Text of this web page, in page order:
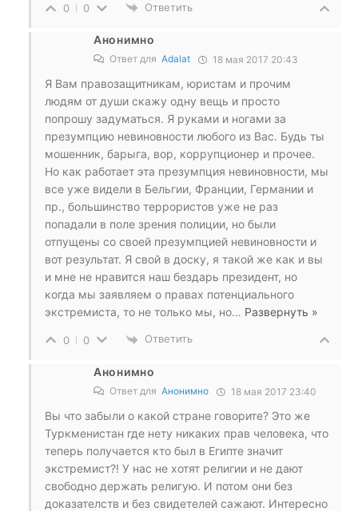
0 0 Ответить
Анонимно
Ответ для Adalat 18 мая 2017 20:43
Я Вам правозащитникам, юристам и прочим
людям от души скажу одну вещь и просто
попрошу задуматься. Я руками и ногами за
презумпцию невиновности любого из Вас. Будь ты
мошенник, барыга, вор, коррупционер и прочее.
Но как работает эта презумпция невиновности, мы
все уже видели в Бельгии, Франции, Германии и
пр., большинство террористов уже не раз
попадали в поле зрения полиции, но были
отпущены со своей презумпцией невиновности и
вот результат. Я свой в доску, я такой же как и вы
и мне не нравится наш бездарь президент, но
когда мы заявляем о правах потенциального
экстремиста, то не только мы, но… Развернуть »
0 0 Ответить
Анонимно
Ответ для Анонимно 18 мая 2017 23:40
Вы что забыли о какой стране говорите? Это же
Туркменистан где нету никаких прав человека, что
теперь получается кто был в Египте значит
экстремист?! У нас не хотят религии и не дают
свободно держать религую. И потом они без
доказателств и без свидетелей сажают. Интересно